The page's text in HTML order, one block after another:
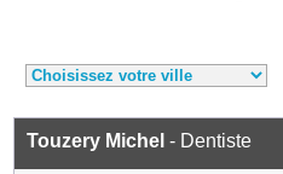
Touzery Michel - Dentiste